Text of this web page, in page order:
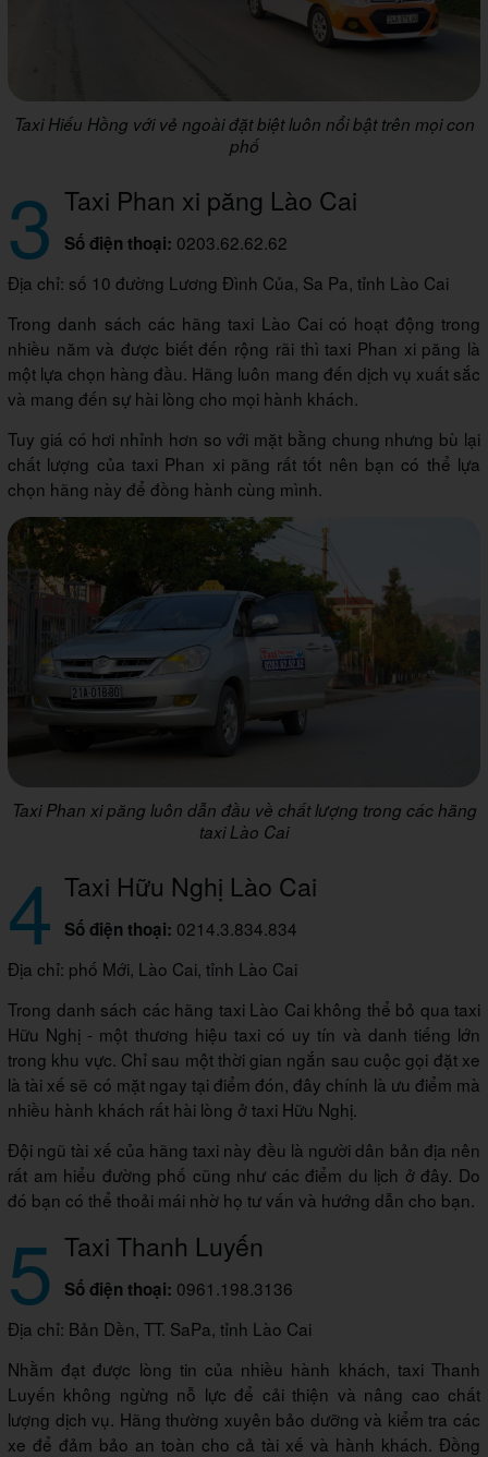
Taxi Hiếu Hồng với vẻ ngoài đặt biệt luôn nổi bật trên mọi con
phố
3 Taxi Phan xi păng Lào Cai
Số điện thoại: 0203.62.62.62
Địa chỉ: số 10 đường Lương Đình Của, Sa Pa, tỉnh Lào Cai
Trong danh sách các hãng taxi Lào Cai có hoạt động trong
nhiều năm và được biết đến rộng rãi thì taxi Phan xi păng là
một lựa chọn hàng đầu. Hãng luôn mang đến dịch vụ xuất sắc
và mang đến sự hài lòng cho mọi hành khách.
Tuy giá có hơi nhỉnh hơn so với mặt bằng chung nhưng bù lại
chất lượng của taxi Phan xi păng rất tốt nên bạn có thể lựa
chọn hãng này để đồng hành cùng mình.
Taxi Phan xi păng luôn dẫn đầu về chất lượng trong các hãng
taxi Lào Cai
4 Taxi Hữu Nghị Lào Cai
Số điện thoại: 0214.3.834.834
Địa chỉ: phố Mới, Lào Cai, tỉnh Lào Cai
Trong danh sách các hãng taxi Lào Cai không thể bỏ qua taxi
Hữu Nghị - một thương hiệu taxi có uy tín và danh tiếng lớn
trong khu vực. Chỉ sau một thời gian ngắn sau cuộc gọi đặt xe
là tài xế sẽ có mặt ngay tại điểm đón, đây chính là ưu điểm mà
nhiều hành khách rất hài lòng ở taxi Hữu Nghị.
Đội ngũ tài xế của hãng taxi này đều là người dân bản địa nên
rất am hiểu đường phố cũng như các điểm du lịch ở đây. Do
đó bạn có thể thoải mái nhờ họ tư vấn và hướng dẫn cho bạn.
5 Taxi Thanh Luyến
Số điện thoại: 0961.198.3136
Địa chỉ: Bản Dền, TT. SaPa, tỉnh Lào Cai
Nhằm đạt được lòng tin của nhiều hành khách, taxi Thanh
Luyến không ngừng nỗ lực để cải thiện và nâng cao chất
lượng dịch vụ. Hãng thường xuyên bảo dưỡng và kiểm tra các
xe để đảm bảo an toàn cho cả tài xế và hành khách. Đồng